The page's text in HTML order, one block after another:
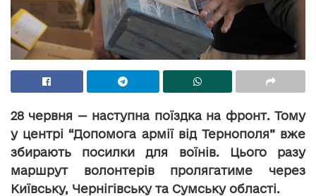
28 червня — наступна поїздка на фронт. Тому
у центрі “Допомога армії від Тернополя” вже
збирають посилки для воїнів. Цього разу
маршрут волонтерів пролягатиме через
Київську, Чернігівську та Сумську області.